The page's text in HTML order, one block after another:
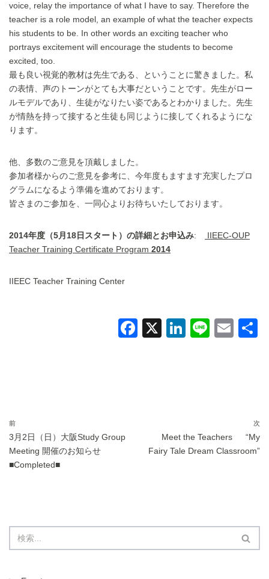
voice, relay the importance of what I have to say. Therefore the
teacher is a role model, an example of what the teacher expects
his students to be. In other words an exciting teacher who
portrays excitement will encourage the students to become
excited, too.
最も良い視覚的教材は先生である、ということに驚きました。私
の表情、声のトーンがとても大事だということです。先生がロー
ルモデルであり、生徒がなりたい姿であるとわかりました。先生
が情熱を持って接すると生徒も同じように接してくれるようにな
ります。
他、多数のご意見を頂戴しました。
参加者様からのご意見を参考に、今年度もますます充実したプロ
グラムになるよう準備を進めております。
皆さまのご参加を、一同心よりお待ちいたしております。
2014年度（5月18日スタート）の詳細とお申込み:
IIEEC-OUP
Teacher Training Certificate Program 2014
IIEEC Teacher Training Center
F
o
X Li Li
E
前
3月2日（日）大阪Study Group
Meeting 開催のお知らせ
■Completed■
次
Meet the Teachers “My
Fairy Tale Dream Classroom”